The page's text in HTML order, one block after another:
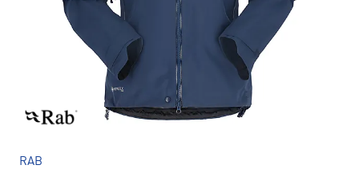
RAB